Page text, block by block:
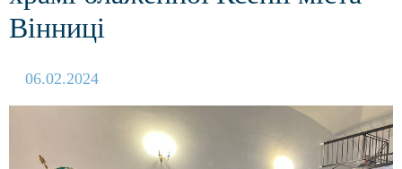
Вінниці
06.02.2024